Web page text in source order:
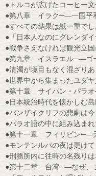
●トルコが広げたコーヒー
●第八章 イラク─―一国平
●すべての結果は紙一重で
●「日本人なのにグレンダ
●戦争さえなければ観光立
●第九章 イスラエル─―ゴ
●清濁が境目もなく混ざり
●世界中から集まったユダ
●第十章 サイパン・パラ
●日本統治時代を懐かしむ島
●バンザイクリフの悲劇は今
●パラオ語の中に組み込ま
●第十一章 フィリピン─―
●モンテンルパの夜は更けて
●刑務所内に往時の名残り
●第十二章 台湾─―なぜ、